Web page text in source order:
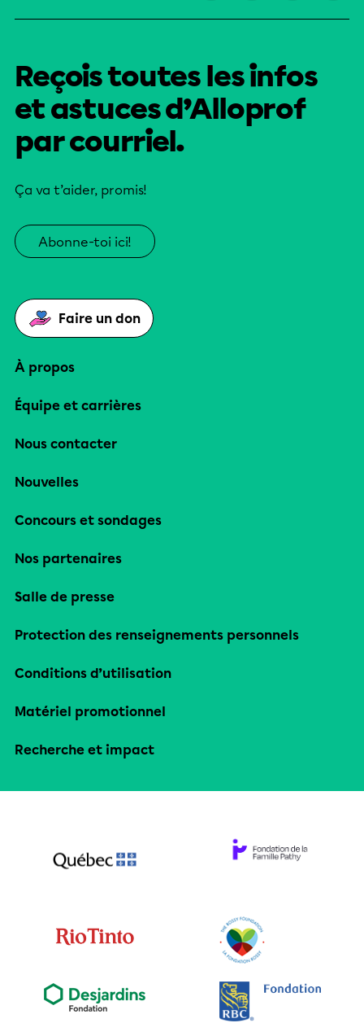
Reçois toutes les infos
et astuces d’Alloprof
par courriel.
Ça va t’aider, promis!
Abonne-toi ici!
Faire un don
À propos
Équipe et carrières
Nous contacter
Nouvelles
Concours et sondages
Nos partenaires
Salle de presse
Protection des renseignements personnels
Conditions d’utilisation
Matériel promotionnel
Recherche et impact